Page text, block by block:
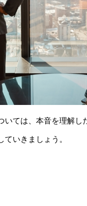
いては、本音を理解
ていきましょう。